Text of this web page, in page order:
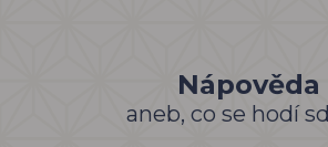
Nápověda
aneb, co se hodí